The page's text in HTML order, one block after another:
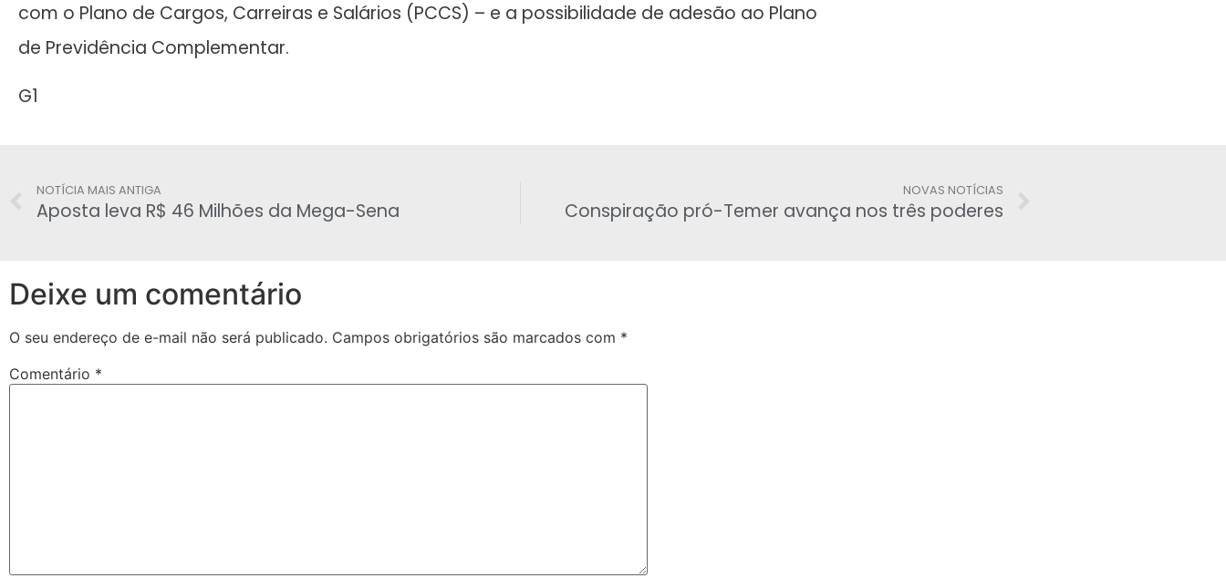
com o Plano de Cargos, Carreiras e Salários (PCCS) – e a possibilidade de adesão ao Plano
de Previdência Complementar.
G1
NOTÍCIA MAIS ANTIGA
Aposta leva R$ 46 Milhões da Mega-Sena
NOVAS NOTÍCIAS
Conspiração pró-Temer avança nos três poderes
Deixe um comentário
O seu endereço de e-mail não será publicado. Campos obrigatórios são marcados com *
Comentário *